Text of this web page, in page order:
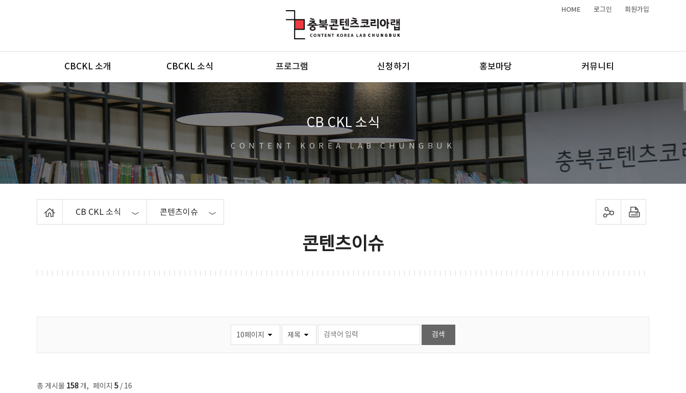
HOME 로그인 회원가입
메뉴
CBCKL 소개 CBCKL 소식 프로그램 신청하기 홍보마당 커뮤니티
CB CKL 소식
CONTENT KOREA LAB CHUNGBUK
CB CKL 소식 콘텐츠이슈 sns 공유하기 프린트하기
콘텐츠이슈
총 게시물 158 개, 페이지 5 / 16